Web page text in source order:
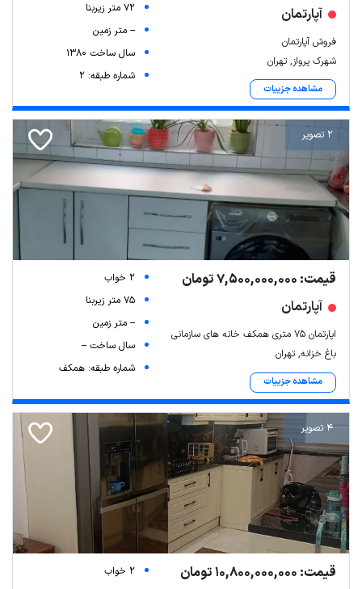
آپارتمان
فروش آپارتمان
شهرک پرواز, تهران
مشاهده جزییات
72 متر زیربنا
-- متر زمین
سال ساخت 1380
شماره طبقه: 2
2 تصویر
قیمت: 7,500,000,000 تومان
آپارتمان
اپارتمان ۷۵ متری همکف خانه های سازمانی
باغ خزانه, تهران
مشاهده جزییات
2 خواب
75 متر زیربنا
-- متر زمین
سال ساخت --
شماره طبقه: همکف
4 تصویر
قیمت: 10,800,000,000 تومان
2 خواب